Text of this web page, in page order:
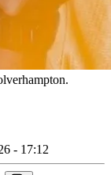
- 17:12